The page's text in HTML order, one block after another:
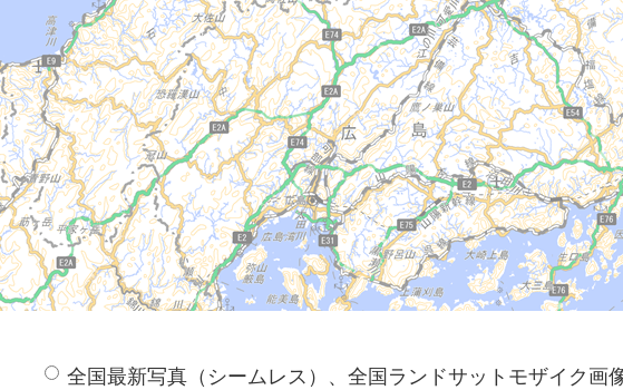
全国最新写真（シームレス）、全国ランドサットモザイク画